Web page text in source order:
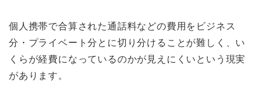
個人携帯で合算された通話料などの費用をビジネス
分・プライベート分とに切り分けることが難しく、い
くらが経費になっているのかが見えにくいという現実
があります。